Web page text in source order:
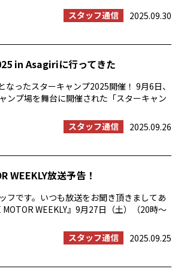
スタッフ通信
2025.09.30
in Asagiriに行ってきた
ったスターキャンプ2025開催！ 9月6日、
ンプ場を舞台に開催された「スターキャン
スタッフ通信
2025.09.26
WEEKLY放送予告！
フです。いつも放送をお聞き頂きましてあ
WEEKLY』9月27日（土）（20時〜
スタッフ通信
2025.09.25